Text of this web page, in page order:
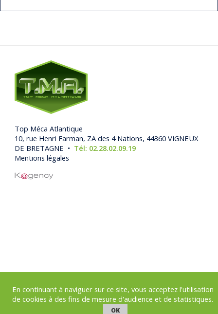
En continuant à naviguer sur ce site, vous acceptez l'utilisation
de cookies à des fins de mesure d'audience et de statistiques.
OK
Top Méca Atlantique
10, rue Henri Farman, ZA des 4 Nations, 44360 VIGNEUX
DE BRETAGNE • Tél: 02.28.02.09.19
Mentions légales